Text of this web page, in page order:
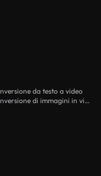
da testo a video
Flussi di lavoro di intelligenza artificiale per la conversione di immagini in video